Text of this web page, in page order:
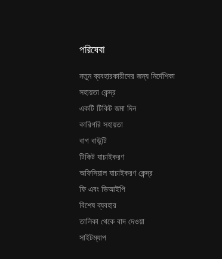
পরিষেবা
নতুন ব্যবহারকারীদের জন্য নির্দেশিকা
সহায়তা কেন্দ্র
একটি টিকিট জমা দিন
কারিগরি সহায়তা
বাগ বাউন্টি
টিকিট যাচাইকরণ
অফিসিয়াল যাচাইকরণ কেন্দ্র
ফি এবং ভিআইপি
বিশেষ ব্যবহার
তালিকা থেকে বাদ দেওয়া
সাইটম্যাপ